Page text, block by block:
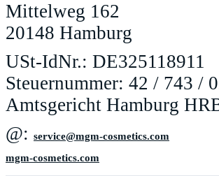
Mittelweg 162
20148 Hamburg
USt-IdNr.: DE325118911
Steuernummer: 42 / 743 /
Amtsgericht Hamburg
@: moc.scitemsoc-mgm@ecivres
mgm-cosmetics.com